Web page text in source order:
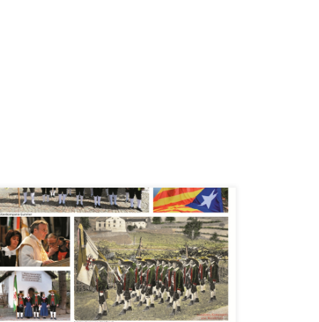
Der Januar (lateinisch mensis Ianuarius),
in Teilen des oberdeutschen
Sprachraums auch Jänner, ist der erste
Monat des Jahres im gregorianischen und
im julianischen Kalender. Er hat 31 Tage.
Veraltete Namensformen sind Hartung,
Hartmonat, Schneemonat, Eismond,